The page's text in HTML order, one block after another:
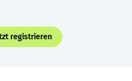
registrieren